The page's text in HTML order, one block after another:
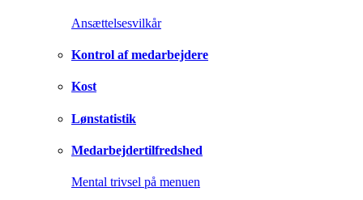
Ansættelsesvilkår
Kontrol af medarbejdere
Kost
Lønstatistik
Medarbejdertilfredshed
Mental trivsel på menuen